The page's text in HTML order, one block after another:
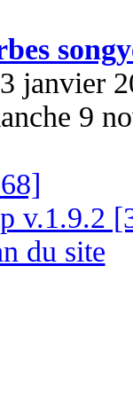
janvier
9
v.1.9.2
du site